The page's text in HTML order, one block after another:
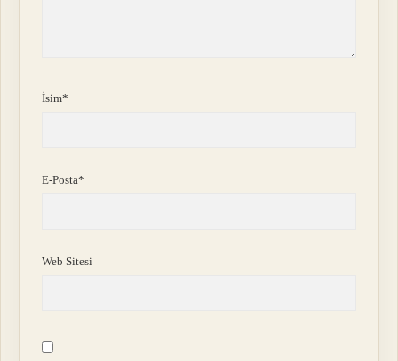
İsim*
E-Posta*
Web Sitesi